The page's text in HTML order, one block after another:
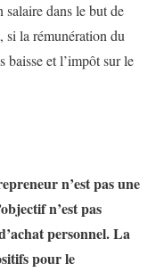
salaire dans le but de
si la rémunération du
baisse et l’impôt sur le
n’est pas une
n’est pas
personnel. La
pour le